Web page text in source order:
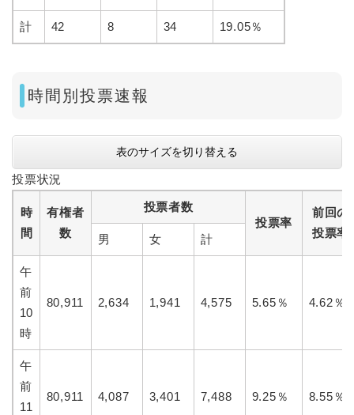
計 42 8 34 19.05％
時間別投票速報
表のサイズを切り替える
投票状況
時
間
有権者
数
投票者数
投票率
前回の
投票率
男 女 計
午
前
10
時
80,911 2,634 1,941 4,575 5.65％ 4.62％
午
前
11
80,911 4,087 3,401 7,488 9.25％ 8.55％